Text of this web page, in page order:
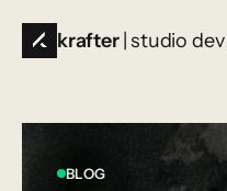
krafter | studio dev
BLOG